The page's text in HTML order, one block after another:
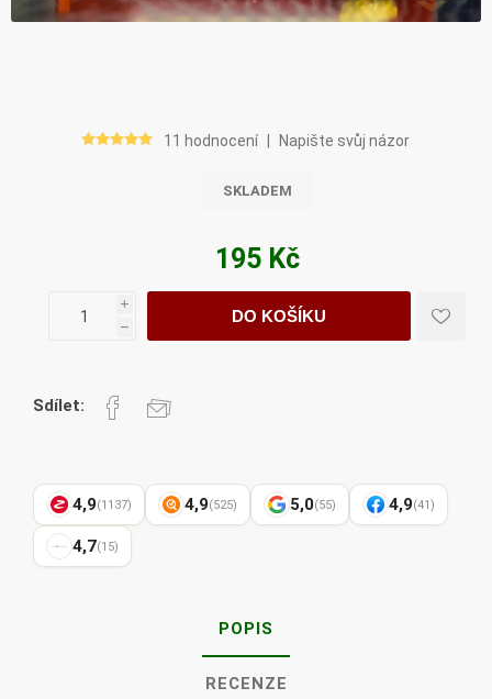
11 hodnocení Napište svůj názor
SKLADEM
195 Kč
i
h
DO KOŠÍKU
Sdílet:
4,9(1137) 4,9(525) 5,0(55) 4,9(41)
4,7(15)
POPIS
RECENZE